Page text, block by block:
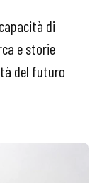
di
e storie
del futuro